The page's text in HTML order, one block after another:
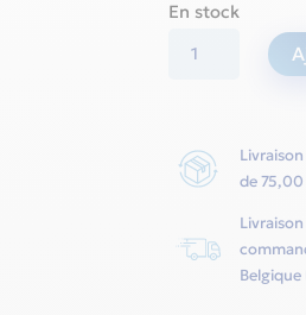
En stock
quantité
pollen
pour
de